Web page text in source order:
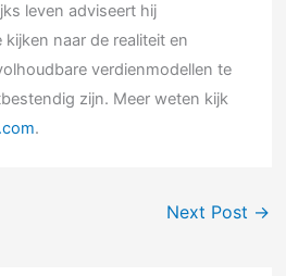
leven adviseert hij
naar de realiteit en
verdienmodellen te
zijn. Meer weten kijk
.
Next Post →